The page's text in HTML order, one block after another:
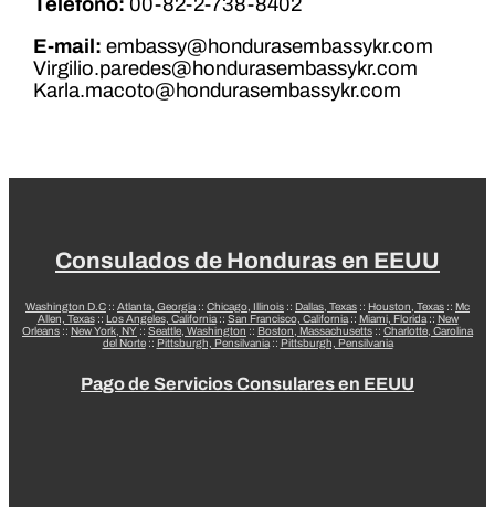
E-mail: embassy@hondurasembassykr.com
Virgilio.paredes@hondurasembassykr.com
Karla.macoto@hondurasembassykr.com
Consulados de Honduras en EEUU
Washington D.C :: Atlanta, Georgia :: Chicago, Illinois :: Dallas, Texas :: Houston, Texas :: Mc
Allen, Texas:: Los Angeles, California:: San Francisco, California:: Miami, Florida:: New
Orleans :: New York, NY :: Seattle, Washington :: Boston, Massachusetts :: Charlotte, Carolina
del Norte:: Pittsburgh, Pensilvania:: Pittsburgh, Pensilvania
Pago de Servicios Consulares en EEUU